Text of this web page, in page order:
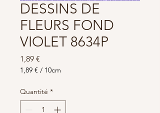
DESSINS DE
FLEURS FOND
VIOLET 8634P
1,89 €
1,89 € / 10cm
pour
10
Centimètres
Quantité *